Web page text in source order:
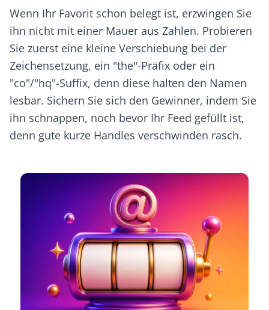
Wenn Ihr Favorit schon belegt ist, erzwingen Sie
ihn nicht mit einer Mauer aus Zahlen. Probieren
Sie zuerst eine kleine Verschiebung bei der
Zeichensetzung, ein "the"-Präfix oder ein
"co"/"hq"-Suffix, denn diese halten den Namen
lesbar. Sichern Sie sich den Gewinner, indem Sie
ihn schnappen, noch bevor Ihr Feed gefüllt ist,
denn gute kurze Handles verschwinden rasch.